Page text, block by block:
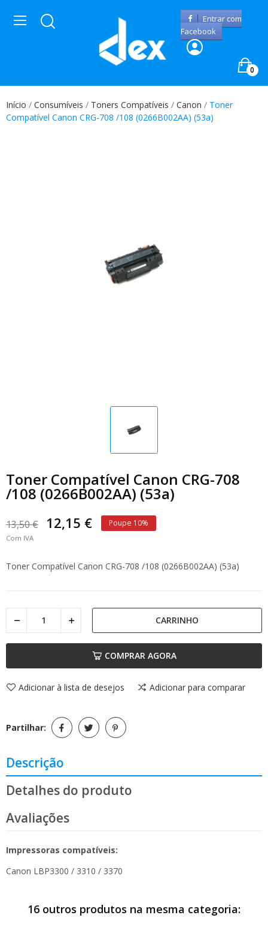
Entrar com
Facebook
0
Início Consumíveis Toners Compatíveis Canon
Toner
Compatível Canon CRG-708 /108 (0266B002AA) (53a)
Toner Compatível Canon CRG-708
/108 (0266B002AA) (53a)
13,50 € 12,15 € Poupe 10%
Com IVA
Toner Compatível Canon CRG-708 /108 (0266B002AA) (53a)
CARRINHO
COMPRAR AGORA
Adicionar à lista de desejos Adicionar para comparar
Partilhar:
Descrição
Detalhes do produto
Avaliações
Impressoras compatíveis:
Canon LBP3300 / 3310 / 3370
16 outros produtos na mesma categoria: